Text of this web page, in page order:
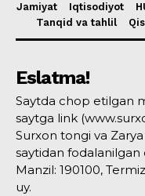
Jamiyat Iqtisodiyot
Tanqid va tahlil
Eslatma!
Saytda chop etilgan
saytga link
Surxon tongi va
saytidan fodalanilgan
Manzil: 190100,
uy.